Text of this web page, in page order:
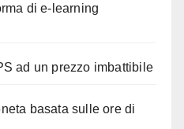
di e-learning
ad un prezzo imbattibile
basata sulle ore di